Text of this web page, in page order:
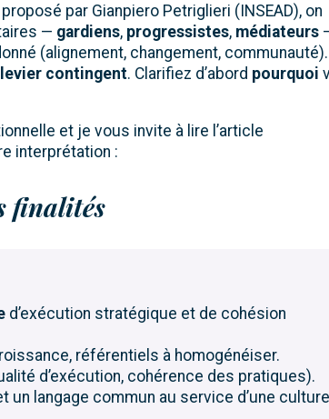
par Gianpiero Petriglieri (INSEAD), on
— gardiens, progressistes, médiateurs
(alignement, changement, communauté).
levier contingent. Clarifiez d’abord pourquoi
et je vous invite à lire l’article
interprétation :
finalités
d’exécution stratégique et de cohésion
référentiels à homogénéiser.
d’exécution, cohérence des pratiques).
un langage commun au service d’une culture